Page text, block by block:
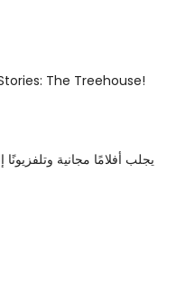
The Treehouse!